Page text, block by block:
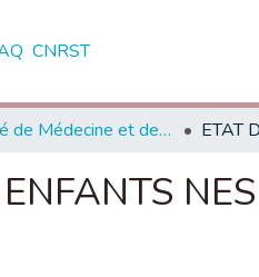
CNRST
Faculté de Médecine et de Pharmacie - Marrakech